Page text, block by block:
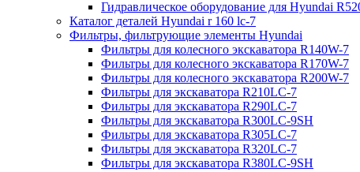
Гидравлическое оборудование для Hyundai
Каталог деталей Hyundai r 160 lc-7
Фильтры, фильтрующие элементы Hyundai
Фильтры для колесного экскаватора R140W-7
Фильтры для колесного экскаватора R170W-7
Фильтры для колесного экскаватора R200W-7
Фильтры для экскаватора R210LC-7
Фильтры для экскаватора R290LC-7
Фильтры для экскаватора R300LC-9SH
Фильтры для экскаватора R305LC-7
Фильтры для экскаватора R320LC-7
Фильтры для экскаватора R380LC-9SH